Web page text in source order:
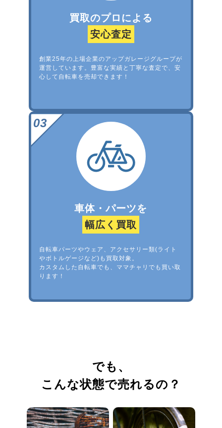
買取のプロによる
安心査定
創業25年の上場企業のアップガレージグループが
運営しています。豊富な実績と丁寧な査定で、安
心して自転車を売却できます！
車体・パーツを
幅広く買取
自転車パーツやウェア、アクセサリー類(ライト
やボトルゲージなど)も買取対象。
カスタムした自転車でも、ママチャリでも買い取
ります！
でも、
こんな状態で売れるの？